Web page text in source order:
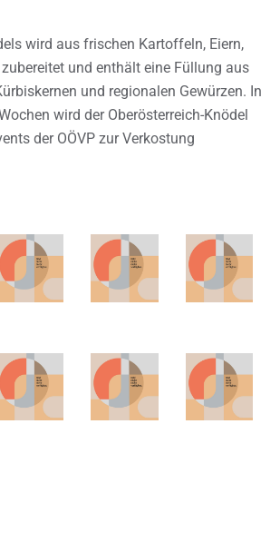
wird aus frischen Kartoffeln, Eiern,
und enthält eine Füllung aus
und regionalen Gewürzen. In
wird der Oberösterreich-Knödel
der OÖVP zur Verkostung